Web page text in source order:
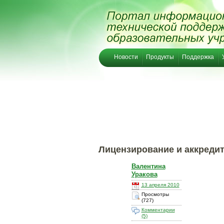
Новости Продукты Поддержка
Лицензирование и
Валентина
Уракова
13 апреля 2010
Просмотры
(727)
Комментарии
(5)